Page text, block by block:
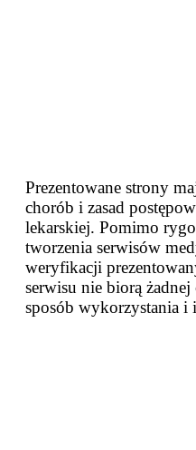
Prezentowane strony
chorób i zasad
lekarskiej. Pomimo
tworzenia serwisów
weryfikacji
serwisu nie biorą
sposób wykorzystania i